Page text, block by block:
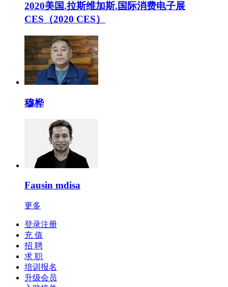
2020美国.拉斯维加斯.国际消费电子展
CES（2020 CES）
穆桦
Fausin mdisa
更多
登录注册
充 值
招 聘
求 职
培训报名
升级会员